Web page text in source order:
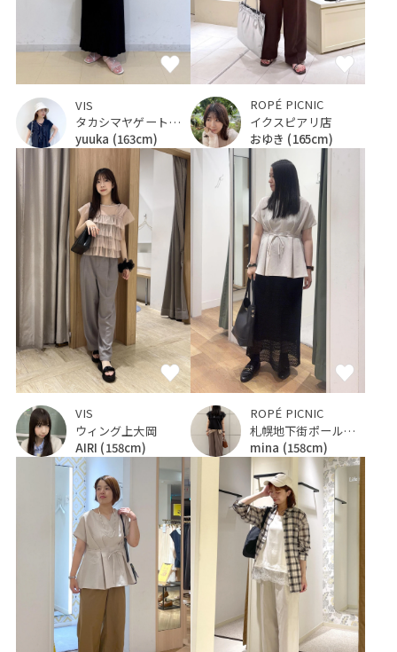
VIS
タカシマヤゲートタワーモール
yuuka (163cm)
ROPÉ PICNIC
イクスピアリ店
おゆき (165cm)
VIS
ウィング上大岡
AIRI (158cm)
ROPÉ PICNIC
札幌地下街ポールタウン
mina (158cm)